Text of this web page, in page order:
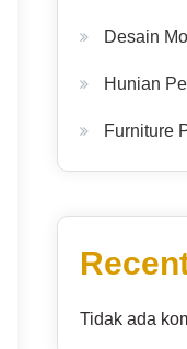
Desain
Hunian
Furniture
Tidak ada